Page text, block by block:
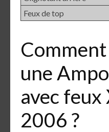
Feux de top
une
avec feux
2006 ?